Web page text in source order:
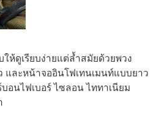
ห้ดูเรียบง่ายแต่ล้ำสมัยด้วยพวง
ละหน้าจออินโฟเทนเมนท์แบบยาว
อนไฟเบอร์ ไซลอน ไททาเนียม